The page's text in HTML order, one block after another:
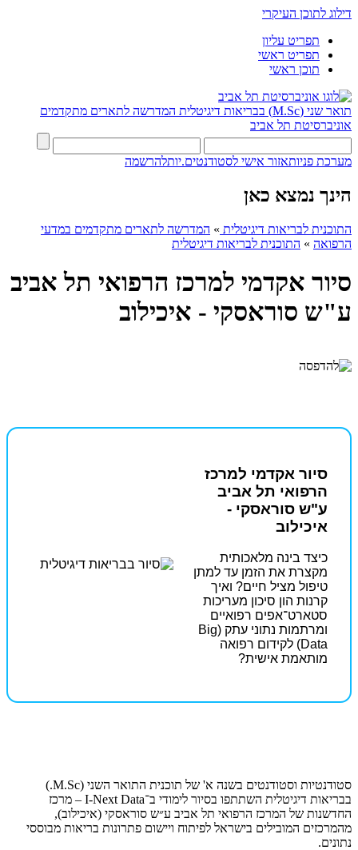
דילוג לתוכן העיקרי
תפריט עליון
תפריט ראשי
תוכן ראשי
תואר שני (M.Sc) בבריאות דיגיטלית
המדרשה לתארים מתקדמים
אוניברסיטת תל אביב
מערכת פניותאזור אישי לסטודנטים.יותלהרשמה
הינך נמצא כאן
התוכנית לבריאות דיגיטלית » המדרשה לתארים מתקדמים במדעי
הרפואה » התוכנית לבריאות דיגיטלית
סיור אקדמי למרכז הרפואי תל אביב
ע"ש סוראסקי - איכילוב
סיור אקדמי למרכז
הרפואי תל אביב
ע"ש סוראסקי -
איכילוב
כיצד בינה מלאכותית
מקצרת את הזמן עד למתן
טיפול מציל חיים? ואיך
קרנות הון סיכון מעריכות
סטארט־אפים רפואיים
ומרתמות נתוני עתק (Big
Data) לקידום רפואה
מותאמת אישית?
סטודנטיות וסטודנטים בשנה א' של תוכנית התואר השני (M.Sc.)
בבריאות דיגיטלית השתתפו בסיור לימודי ב־I-Next Data – מרכז
החדשנות של המרכז הרפואי תל אביב ע״ש סוראסקי (איכילוב),
מהמרכזים המובילים בישראל לפיתוח ויישום פתרונות בריאות מבוססי
נתונים.